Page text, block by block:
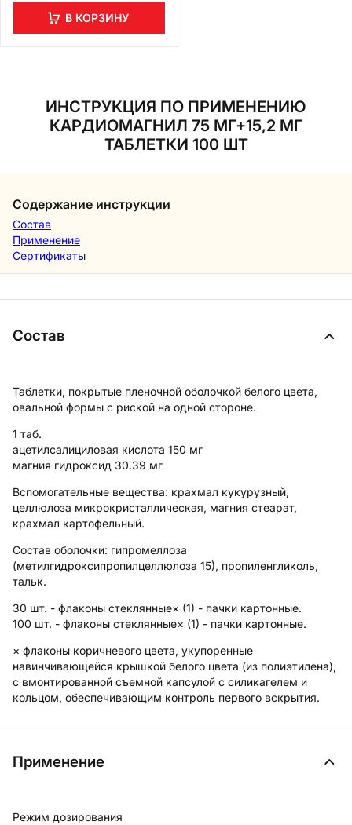
В КОРЗИНУ
ИНСТРУКЦИЯ ПО ПРИМЕНЕНИЮ
КАРДИОМАГНИЛ 75 МГ+15,2 МГ
ТАБЛЕТКИ 100 ШТ
Содержание инструкции
Состав
Применение
Сертификаты
Состав
Таблетки, покрытые пленочной оболочкой белого цвета,
овальной формы с риской на одной стороне.
1 таб.
ацетилсалициловая кислота 150 мг
магния гидроксид 30.39 мг
Вспомогательные вещества: крахмал кукурузный,
целлюлоза микрокристаллическая, магния стеарат,
крахмал картофельный.
Состав оболочки: гипромеллоза
(метилгидроксипропилцеллюлоза 15), пропиленгликоль,
тальк.
30 шт. - флаконы стеклянные× (1) - пачки картонные.
100 шт. - флаконы стеклянные× (1) - пачки картонные.
× флаконы коричневого цвета, укупоренные
навинчивающейся крышкой белого цвета (из полиэтилена),
с вмонтированной съемной капсулой с силикагелем и
кольцом, обеспечивающим контроль первого вскрытия.
Применение
Режим дозирования